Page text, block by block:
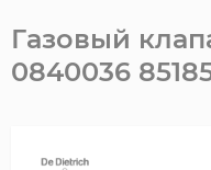
Газовый
0840036